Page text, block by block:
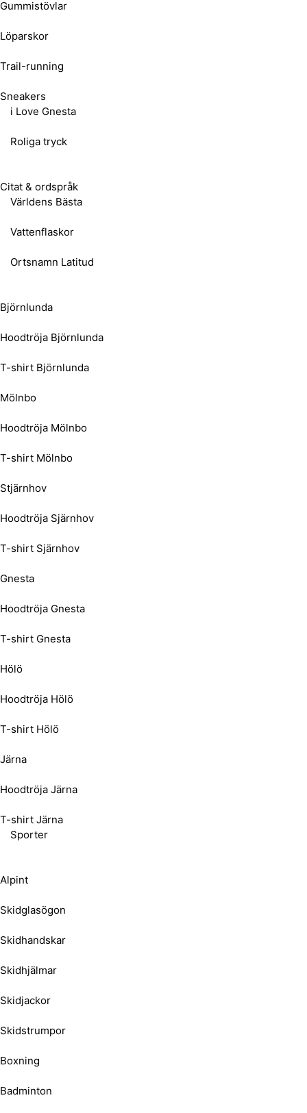
Gummistövlar
Löparskor
Trail-running
Sneakers
i Love Gnesta
Roliga tryck
Citat & ordspråk
Världens Bästa
Vattenflaskor
Ortsnamn Latitud
Björnlunda
Hoodtröja Björnlunda
T-shirt Björnlunda
Mölnbo
Hoodtröja Mölnbo
T-shirt Mölnbo
Stjärnhov
Hoodtröja Sjärnhov
T-shirt Sjärnhov
Gnesta
Hoodtröja Gnesta
T-shirt Gnesta
Hölö
Hoodtröja Hölö
T-shirt Hölö
Järna
Hoodtröja Järna
T-shirt Järna
Sporter
Alpint
Skidglasögon
Skidhandskar
Skidhjälmar
Skidjackor
Skidstrumpor
Boxning
Badminton